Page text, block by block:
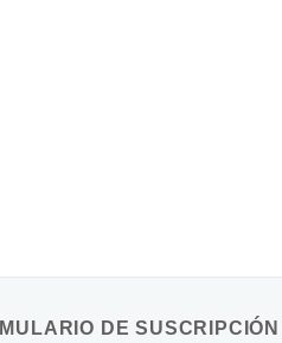
DE SUSCRIPCIÓN